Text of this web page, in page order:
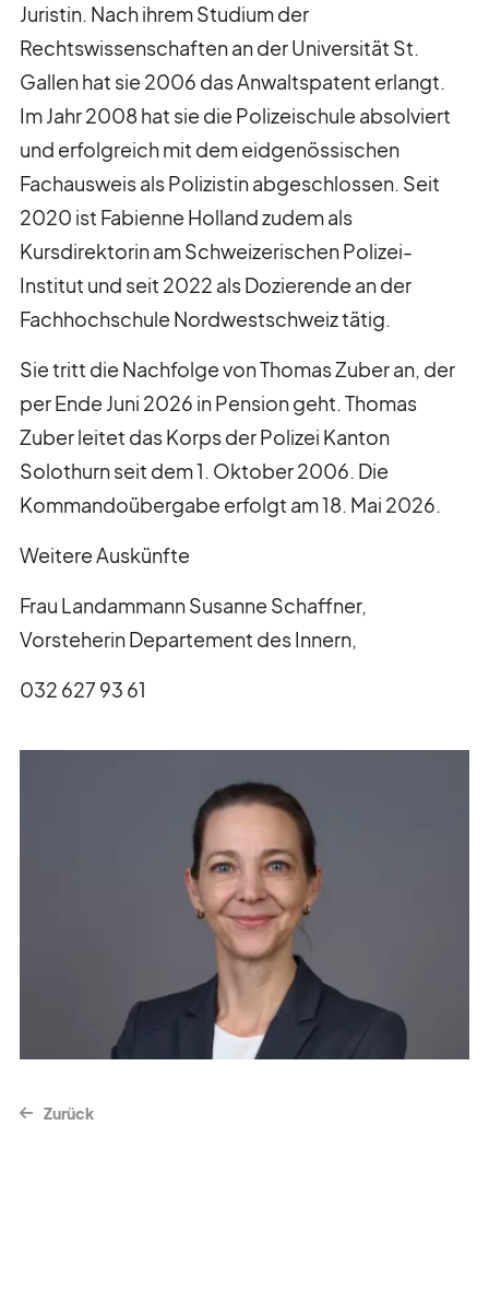
Speichergasse 6
3011 Bern
Schweiz
Medienanfragen bitte direkt an:
+41 (0)31 512 87 25
media@kkpks.ch
Juristin. Nach ihrem Studium der
Rechtswissenschaften an der Universität St.
Gallen hat sie 2006 das Anwaltspatent erlangt.
Im Jahr 2008 hat sie die Polizeischule absolviert
und erfolgreich mit dem eidgenössischen
Fachausweis als Polizistin abgeschlossen. Seit
2020 ist Fabienne Holland zudem als
Kursdirektorin am Schweizerischen Polizei-
Institut und seit 2022 als Dozierende an der
Fachhochschule Nordwestschweiz tätig.
Sie tritt die Nachfolge von Thomas Zuber an, der
per Ende Juni 2026 in Pension geht. Thomas
Zuber leitet das Korps der Polizei Kanton
Solothurn seit dem 1. Oktober 2006. Die
Kommandoübergabe erfolgt am 18. Mai 2026.
Weitere Auskünfte
Frau Landammann Susanne Schaffner,
Vorsteherin Departement des Innern,
032 627 93 61
Zurück